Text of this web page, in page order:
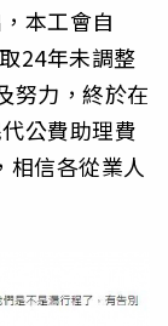
本工會自
24年未調整
努力，終於在
公費助理費
信各從業人